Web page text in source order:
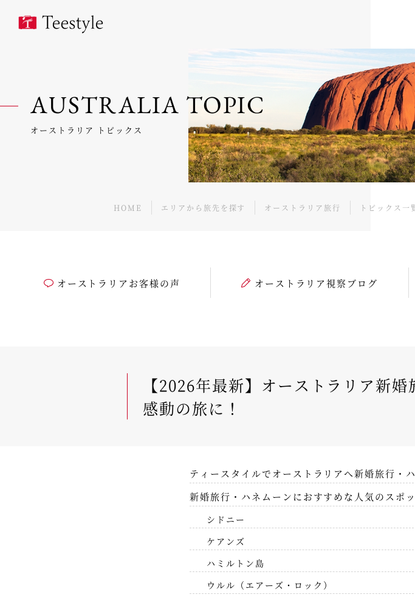
AUSTRALIA TOPIC
オーストラリア トピックス
HOME エリアから旅先を探す オーストラリア旅行 トピックス一
オーストラリアお客様の声 オーストラリア視察ブログ
【2026年最新】オーストラリア新
感動の旅に！
ティースタイルでオーストラリアへ新婚旅行・
新婚旅行・ハネムーンにおすすめな人気のスポ
シドニー
ケアンズ
ハミルトン島
ウルル（エアーズ・ロック）